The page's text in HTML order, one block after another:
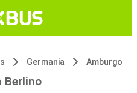
Germania Amburgo
Berlino